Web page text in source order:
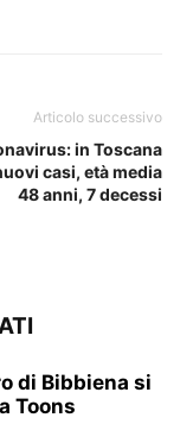
Articolo successivo
in Toscana
casi, età media
48 anni, 7 decessi
di Bibbiena si
Toons